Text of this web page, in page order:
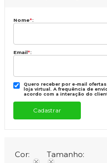
Nome*:
Email*:
Quero receber por e-mail
loja virtual. A frequência de
acordo com a interação do
Cor: Tamanho: